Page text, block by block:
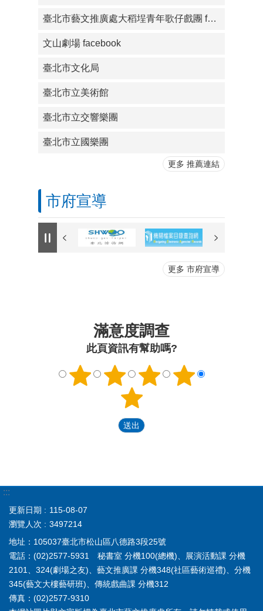
臺北市藝文推廣處大稻埕青年歌仔戲團 facebook
文山劇場 facebook
臺北市文化局
臺北市立美術館
臺北市立交響樂團
臺北市立國樂團
更多 推薦連結
市府宣導
更多 市府宣導
滿意度調查
此頁資訊有幫助嗎?
:::
更新日期
115-08-07
瀏覽人次
3497214
地址：105037臺北市松山區八德路3段25號
電話：(02)2577-5931 秘書室 分機100(總機)、展演活動課 分機
2101、324(劇場之友)、藝文推廣課 分機348(社區藝術巡禮)、分機
345(藝文大樓藝研班)、傳統戲曲課 分機312
傳真：(02)2577-9310